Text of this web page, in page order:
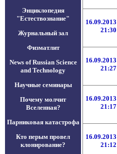
Энциклопедия
"Естествознание"
Журнальный зал
Физматлит
News of Russian Science
and Technology
Научные семинары
Почему молчит
Вселенная?
Парниковая катастрофа
Кто перым провел
клонирование?
16.09.2013
21:30
16.09.2013
21:27
16.09.2013
21:17
16.09.2013
21:12